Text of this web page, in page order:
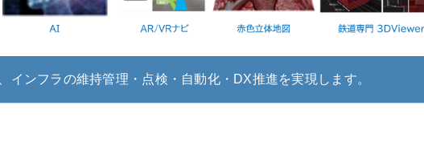
インフラの維持管理・点検・自動化・DX推進を実現します。